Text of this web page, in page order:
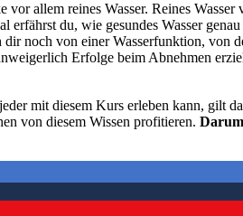
allem reines Wasser. Reines Wasser
du, wie gesundes Wasser genau
noch von einer Wasserfunktion, von
Erfolge beim Abnehmen
mit diesem Kurs erleben kann, gilt
von diesem Wissen profitieren.